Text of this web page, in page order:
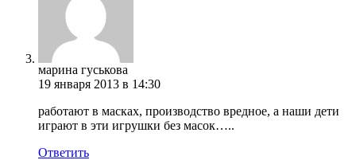
марина гуськова
19 января 2013 в 14:30
работают в масках, производство вредное, а наши дети
играют в эти игрушки без масок…..
Ответить